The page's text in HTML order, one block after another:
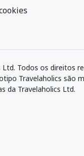
Todos os direitos
Travelaholics são
da Travelaholics Ltd.